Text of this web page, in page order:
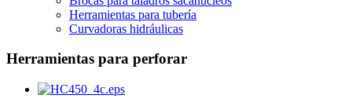
Herramientas para tubería
Curvadoras hidráulicas
Herramientas para perforar